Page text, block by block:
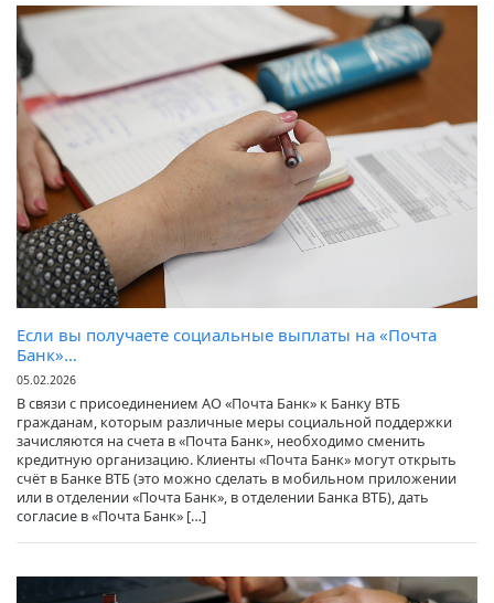
Если вы получаете социальные выплаты на «Почта
Банк»…
05.02.2026
В связи с присоединением АО «Почта Банк» к Банку ВТБ
гражданам, которым различные меры социальной поддержки
зачисляются на счета в «Почта Банк», необходимо сменить
кредитную организацию. Клиенты «Почта Банк» могут открыть
счёт в Банке ВТБ (это можно сделать в мобильном приложении
или в отделении «Почта Банк», в отделении Банка ВТБ), дать
согласие в «Почта Банк» […]